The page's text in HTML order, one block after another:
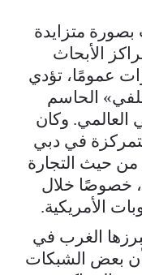
بصورة متزايدة
الأبحاث
عمومًا، تؤدي
الحاسم
العالمي. وكان
في دبي
حيث التجارة
خصوصًا خلال
الأمريكية.
الغرب في
أن بعض الشبكات